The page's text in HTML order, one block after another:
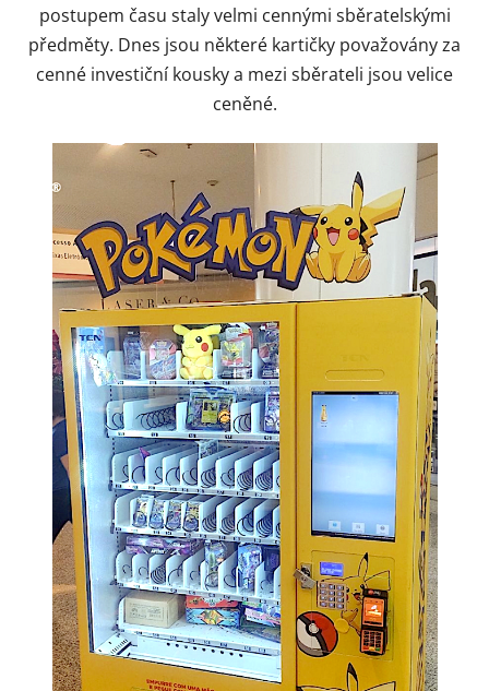
postupem času staly velmi cennými sběratelskými
předměty. Dnes jsou některé kartičky považovány za
cenné investiční kousky a mezi sběrateli jsou velice
ceněné.